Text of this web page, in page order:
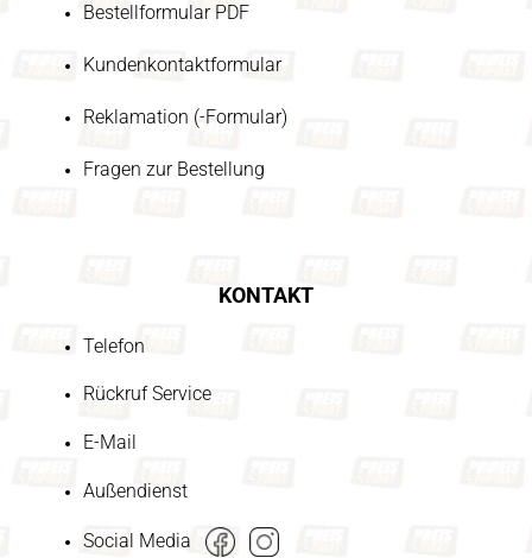
Bestellformular PDF
Kundenkontaktformular
Reklamation (-Formular)
Fragen zur Bestellung
KONTAKT
Telefon
Rückruf Service
E-Mail
Außendienst
Social Media